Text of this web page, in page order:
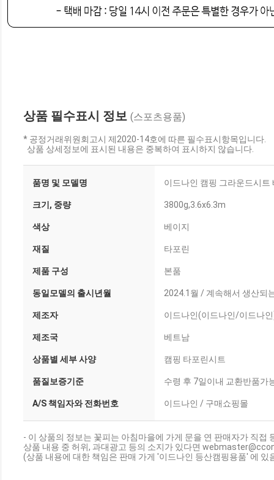
상품 필수표시 정보 (스포츠용품)
* 공정거래위원회고시 제2020-14호에 따른 필수표시항목입니다.
상품 상세정보에 표시된 내용은 중복하여 표시하지 않습니다.
품명 및 모델명 이드나인 캠핑 그라운드시
크기, 중량 3800g,3.6x6.3m
색상 베이지
재질 타포린
제품 구성 본품
동일모델의 출시년월 2024.1월 / 계속해서 생산되
제조자 이드나인(이드나인/이드나
제조국 베트남
상품별 세부 사양 캠핑 타포린시트
품질보증기준 수령 후 7일이내 교환반품가
A/S 책임자와 전화번호 이드나인 / 구매쇼핑몰
- 이 상품의 정보는 꽃피는 아침마을에 가게 문을 연 판매자가 직접
상품 내용 중 허위, 과대광고 등의 소지가 있다면
(상품 내용에 대한 책임은 판매 가게 '이드나인 등산캠핑용품' 에 있